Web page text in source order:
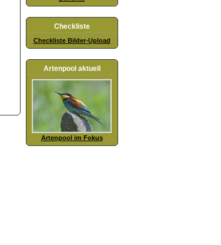
Checkliste
Checkliste Bilder-Upload
Artenpool aktuell
Artenpool im Fokus